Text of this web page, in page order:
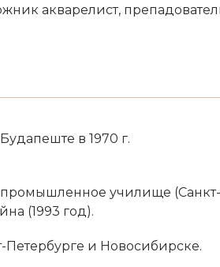
акварелист,
в 1970 г.
училище
(1993 год).
Петербурге и Новосибирске.